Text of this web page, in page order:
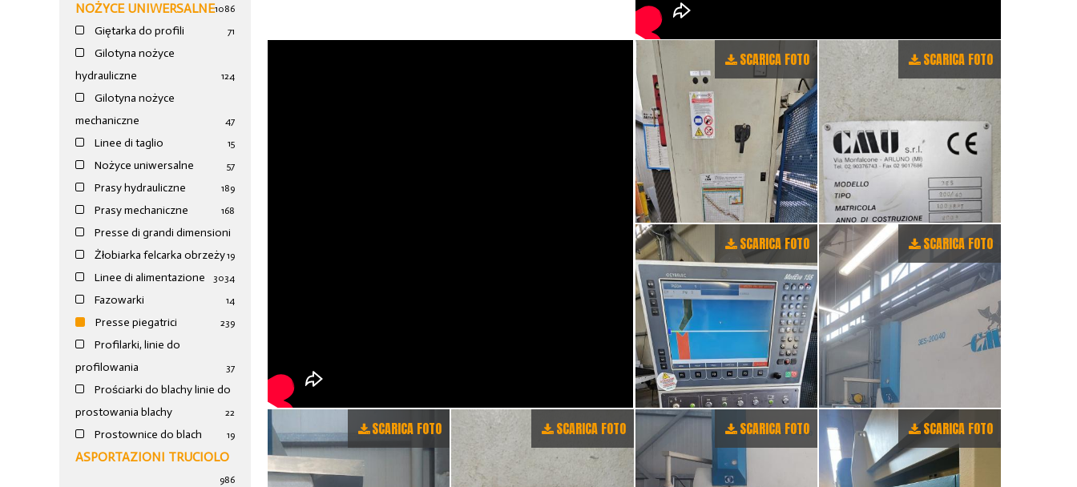
NOŻYCE UNIWERSALNE1086
Giętarka do profili 71
Gilotyna nożyce
hydrauliczne
124
Gilotyna nożyce
mechaniczne
47
Linee di taglio 15
Nożyce uniwersalne 57
Prasy hydrauliczne 189
Prasy mechaniczne 168
Presse di grandi dimensioni
19
Żłobiarka felcarka obrzeży
34
Linee di alimentazione 30
Fazowarki 14
Presse piegatrici 239
Profilarki, linie do
profilowania
37
Prościarki do blachy linie do
prostowania blachy
22
Prostownice do blach 19
ASPORTAZIONI TRUCIOLO
986
SCARICA FOTO SCARICA FOTO
SCARICA FOTO SCARICA FOTO
SCARICA FOTO SCARICA FOTO SCARICA FOTO SCARICA FOTO